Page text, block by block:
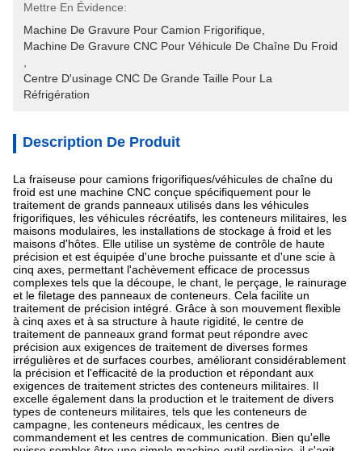
Mettre En Évidence:
Machine De Gravure Pour Camion Frigorifique
Machine De Gravure CNC Pour Véhicule De Chaîne Du Froid
Centre D'usinage CNC De Grande Taille Pour La
Réfrigération
Description De Produit
La fraiseuse pour camions frigorifiques/véhicules de chaîne du
froid est une machine CNC conçue spécifiquement pour le
traitement de grands panneaux utilisés dans les véhicules
frigorifiques, les véhicules récréatifs, les conteneurs militaires, les
maisons modulaires, les installations de stockage à froid et les
maisons d'hôtes. Elle utilise un système de contrôle de haute
précision et est équipée d'une broche puissante et d'une scie à
cinq axes, permettant l'achèvement efficace de processus
complexes tels que la découpe, le chant, le perçage, le rainurage
et le filetage des panneaux de conteneurs. Cela facilite un
traitement de précision intégré. Grâce à son mouvement flexible
à cinq axes et à sa structure à haute rigidité, le centre de
traitement de panneaux grand format peut répondre avec
précision aux exigences de traitement de diverses formes
irrégulières et de surfaces courbes, améliorant considérablement
la précision et l'efficacité de la production et répondant aux
exigences de traitement strictes des conteneurs militaires. Il
excelle également dans la production et le traitement de divers
types de conteneurs militaires, tels que les conteneurs de
campagne, les conteneurs médicaux, les centres de
commandement et les centres de communication. Bien qu'elle